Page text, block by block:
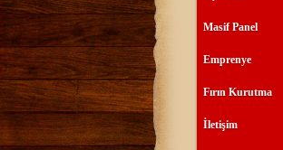
Masif Panel
Emprenye
Fırın Kurutma
İletişim